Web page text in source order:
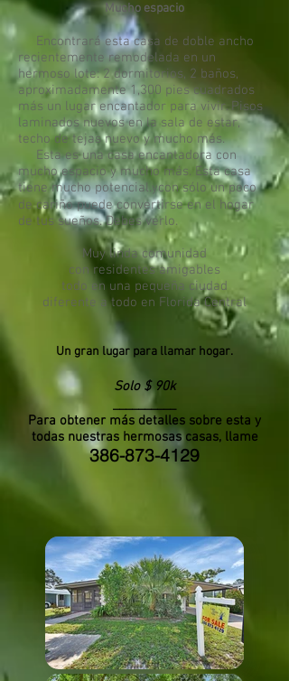
Mucho espacio
Encontrará esta casa de doble ancho
recientemente remodelada en un
hermoso lote: 2 dormitorios, 2 baños,
aproximadamente 1,300 pies cuadrados
más un lugar encantador para vivir. Pisos
laminados nuevos en la sala de estar,
techo de tejas nuevo y mucho más.
Esta es una casa encantadora con
mucho espacio y mucho más. Esta casa
tiene mucho potencial.ycon sólo un poco
de cariño puede convertirse en el hogar
de tus sueños. Debes verlo.
Muy linda comunidad
con residentes amigables
todo en una pequeña ciudad
diferente a todo en Florida Central
Un gran lugar para llamar hogar.
Solo $ 90k
__________
Para obtener más detalles sobre esta y
todas nuestras hermosas casas, llame
386-873-4129